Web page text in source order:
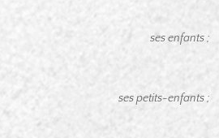
ses enfants ;
ses petits-enfants ;